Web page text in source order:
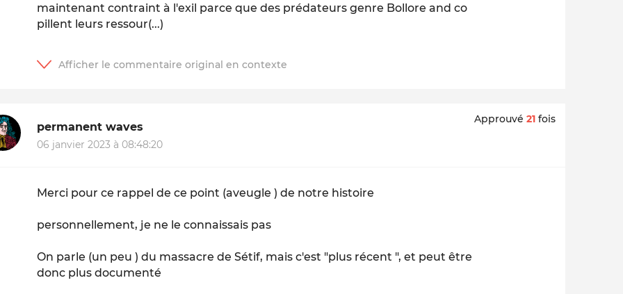
maintenant contraint à l'exil parce que des prédateurs genre Bollore and co
pillent leurs ressour(...)
permanent waves
06 janvier 2023 à 08:48:20
Approuvé 21 fois
Merci pour ce rappel de ce point (aveugle ) de notre histoire
personnellement, je ne le connaissais pas
On parle (un peu ) du massacre de Sétif, mais c'est "plus récent ", et peut être
donc plus documenté